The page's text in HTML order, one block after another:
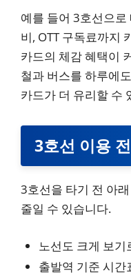
예를 들어 3호선으
비, OTT 구독료까지
카드의 체감 혜택이
철과 버스를 하루에
카드가 더 유리할 수
3호선 이용
3호선을 타기 전 아
줄일 수 있습니다.
노선도 크게 보
출발역 기준 시간